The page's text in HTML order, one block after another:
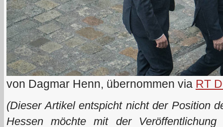
von Dagmar Henn, übernommen via RT
(Dieser Artikel entspicht nicht der Position
Hessen möchte mit der